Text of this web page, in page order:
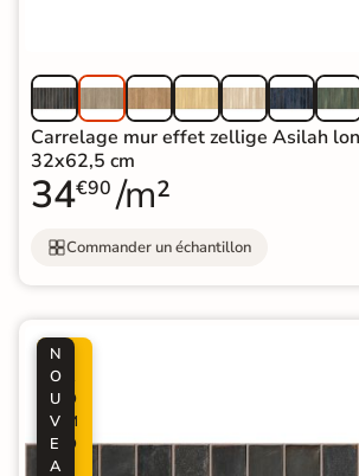
Carrelage mur effet zellige Asilah
32x62,5 cm
34€90 /m²
Commander un échantillon
R
O
M
O
N
O
U
V
E
A